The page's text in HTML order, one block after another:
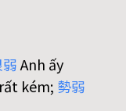
弱Anh ấy
kém; 勢弱